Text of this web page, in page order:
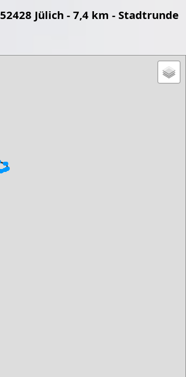
52428 Jülich - 7,4 km - Stadtrunde